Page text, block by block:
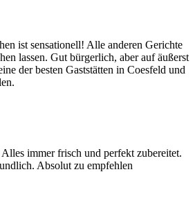
ist sensationell! Alle anderen Gerichte
lassen. Gut bürgerlich, aber auf äußerst
der besten Gaststätten in Coesfeld und
immer frisch und perfekt zubereitet.
Absolut zu empfehlen